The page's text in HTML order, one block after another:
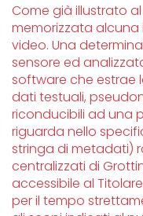
Come già illustrato
memorizzata alcuna
video. Una
sensore ed
software che estrae
dati testuali,
riconducibili ad una
riguarda nello
stringa di metadati)
centralizzati di
accessibile al
per il tempo